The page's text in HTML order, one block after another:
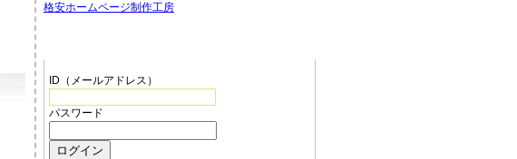
格安ホームページ制作工房
ID（メールアドレス）
パスワード